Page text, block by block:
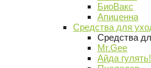
БиоВакс
Апиценна
Средства для
Средства
Mr.Gee
Айда гулять!